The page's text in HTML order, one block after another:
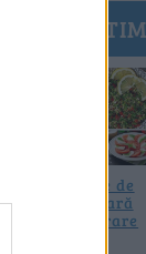
20 de rețete de
salate de vară
fără prelucrare